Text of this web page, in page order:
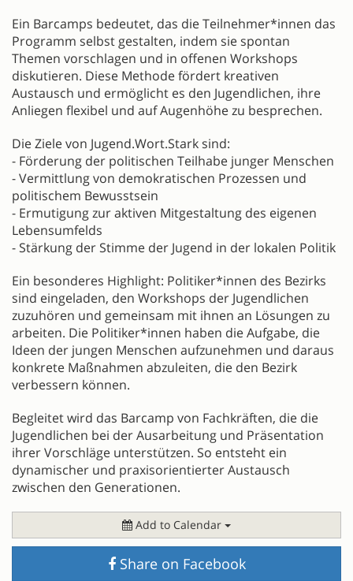
Ein Barcamps bedeutet, das die Teilnehmer*innen das
Programm selbst gestalten, indem sie spontan
Themen vorschlagen und in offenen Workshops
diskutieren. Diese Methode fördert kreativen
Austausch und ermöglicht es den Jugendlichen, ihre
Anliegen flexibel und auf Augenhöhe zu besprechen.
Die Ziele von Jugend.Wort.Stark sind:
- Förderung der politischen Teilhabe junger Menschen
- Vermittlung von demokratischen Prozessen und
politischem Bewusstsein
- Ermutigung zur aktiven Mitgestaltung des eigenen
Lebensumfelds
- Stärkung der Stimme der Jugend in der lokalen Politik
Ein besonderes Highlight: Politiker*innen des Bezirks
sind eingeladen, den Workshops der Jugendlichen
zuzuhören und gemeinsam mit ihnen an Lösungen zu
arbeiten. Die Politiker*innen haben die Aufgabe, die
Ideen der jungen Menschen aufzunehmen und daraus
konkrete Maßnahmen abzuleiten, die den Bezirk
verbessern können.
Begleitet wird das Barcamp von Fachkräften, die die
Jugendlichen bei der Ausarbeitung und Präsentation
ihrer Vorschläge unterstützen. So entsteht ein
dynamischer und praxisorientierter Austausch
zwischen den Generationen.
Add to Calendar
Share on Facebook